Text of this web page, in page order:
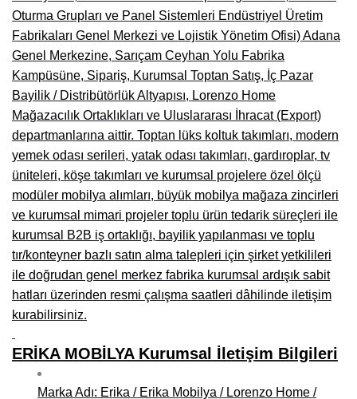
Oturma Grupları ve Panel Sistemleri Endüstriyel Üretim
Fabrikaları Genel Merkezi ve Lojistik Yönetim Ofisi) Adana
Genel Merkezine, Sarıçam Ceyhan Yolu Fabrika
Kampüsüne, Sipariş, Kurumsal Toptan Satış, İç Pazar
Bayilik / Distribütörlük Altyapısı, Lorenzo Home
Mağazacılık Ortaklıkları ve Uluslararası İhracat (Export)
departmanlarına aittir. Toptan lüks koltuk takımları, modern
yemek odası serileri, yatak odası takımları, gardıroplar, tv
üniteleri, köşe takımları ve kurumsal projelere özel ölçü
modüler mobilya alımları, büyük mobilya mağaza zincirleri
ve kurumsal mimari projeler toplu ürün tedarik süreçleri ile
kurumsal B2B iş ortaklığı, bayilik yapılanması ve toplu
tır/konteyner bazlı satın alma talepleri için şirket yetkilileri
ile doğrudan genel merkez fabrika kurumsal ardışık sabit
hatları üzerinden resmi çalışma saatleri dâhilinde iletişim
kurabilirsiniz.
ERİKA MOBİLYA Kurumsal İletişim Bilgileri
Marka Adı: Erika / Erika Mobilya / Lorenzo Home /